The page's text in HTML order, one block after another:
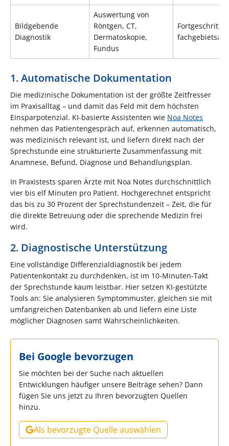
Bildgebende
Diagnostik
Auswertung von
Röntgen, CT,
Dermatoskopie,
Fundus
1. Automatische Dokumentation
Die medizinische Dokumentation ist der größte Zeitfresser
im Praxisalltag – und damit das Feld mit dem höchsten
Einsparpotenzial. KI-basierte Assistenten wie Noa Notes
nehmen das Patientengespräch auf, erkennen automatisch,
was medizinisch relevant ist, und liefern direkt nach der
Sprechstunde eine strukturierte Zusammenfassung mit
Anamnese, Befund, Diagnose und Behandlungsplan.
In Praxistests sparen Ärzte mit Noa Notes durchschnittlich
vier bis elf Minuten pro Patient. Hochgerechnet entspricht
das bis zu 30 Prozent der Sprechstundenzeit – Zeit, die für
die direkte Betreuung oder die sprechende Medizin frei
wird.
2. Diagnostische Unterstützung
Eine vollständige Differenzialdiagnostik bei jedem
Patientenkontakt zu durchdenken, ist im 10-Minuten-Takt
der Sprechstunde kaum leistbar. Hier setzen KI-gestützte
Tools an: Sie analysieren Symptommuster, gleichen sie mit
umfangreichen Datenbanken ab und liefern eine Liste
möglicher Diagnosen samt Wahrscheinlichkeiten.
Bei Google bevorzugen
Sie möchten bei der Suche nach aktuellen
Entwicklungen häufiger unsere Beiträge sehen? Dann
fügen Sie uns jetzt zu Ihren bevorzugten Quellen
hinzu.
Als bevorzugte Quelle auswählen